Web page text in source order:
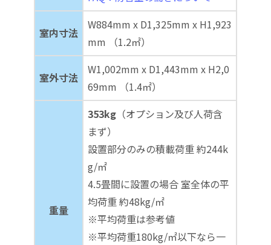
室内寸法
W884mm x D1,325mm x H1,923
mm （1.2㎡）
室外寸法
W1,002mm x D1,443mm x H2,0
69mm （1.4㎡）
重量
353kg （オプション及び人荷含
まず）
設置部分のみの積載荷重 約244k
g/㎡
4.5畳間に設置の場合 室全体の平
均荷重 約48kg/㎡
※平均荷重は参考値
※平均荷重180kg/㎡以下なら一